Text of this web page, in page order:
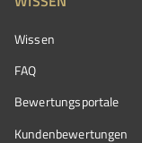
Wissen
FAQ
Bewertungsportale
Kundenbewertungen